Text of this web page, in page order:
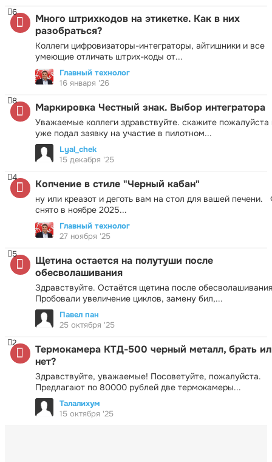
Много штрихкодов на этикетке. Как в них
разобраться?
Коллеги цифровизаторы-интеграторы, айтишники и все
умеющие отличать штрих-коды от...
6
Главный технолог
16 января '26
Маркировка Честный знак. Выбор интегратора
Уважаемые коллеги здравствуйте. скажите пожалуйста
уже подал заявку на участие в пилотном...
8
Lyal_chek
15 декабря '25
Копчение в стиле "Черный кабан"
ну или креазот и деготь вам на стол для вашей печени.
снято в ноябре 2025...
4
Главный технолог
27 ноября '25
Щетина остается на полутуши после
обесволашивания
Здравствуйте. Остаётся щетина после
Пробовали увеличение циклов, замену бил,...
5
Павел пан
25 октября '25
Термокамера КТД-500 черный металл, брать
нет?
Здравствуйте, уважаемые! Посоветуйте, пожалуйста.
Предлагают по 80000 рублей две термокамеры...
2
Талалихум
15 октября '25